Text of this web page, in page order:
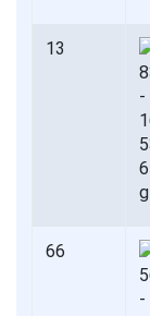
13
66